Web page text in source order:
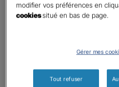
Le saviez-vous ?
modifier vos préférences en
cookiessitué en bas de page.
Gérer mes
Tout refuser